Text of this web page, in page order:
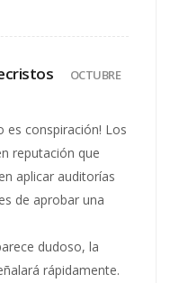
OCTUBRE
es conspiración! Los
reputación que
aplicar auditorías
de aprobar una
dudoso, la
rápidamente.